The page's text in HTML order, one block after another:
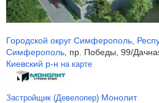
Городской округ Симферополь,
Симферополь, пр. Победы, 99/
Киевский р-н на карте
Застройщик (Девелопер) Монолит